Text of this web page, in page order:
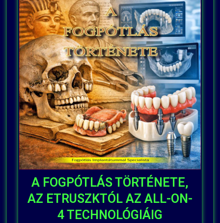
A FOGPÓTLÁS TÖRTÉNETE,
AZ ETRUSZKTÓL AZ ALL-ON-
4 TECHNOLÓGIÁIG